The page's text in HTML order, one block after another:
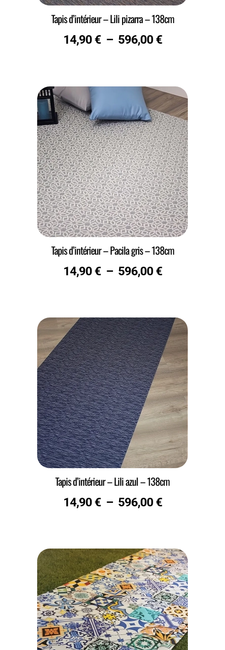
Tapis d’intérieur – Lili pizarra – 138cm
14,90 € – 596,00 €
Tapis d’intérieur – Pacila gris – 138cm
14,90 € – 596,00 €
Tapis d’intérieur – Lili azul – 138cm
14,90 € – 596,00 €